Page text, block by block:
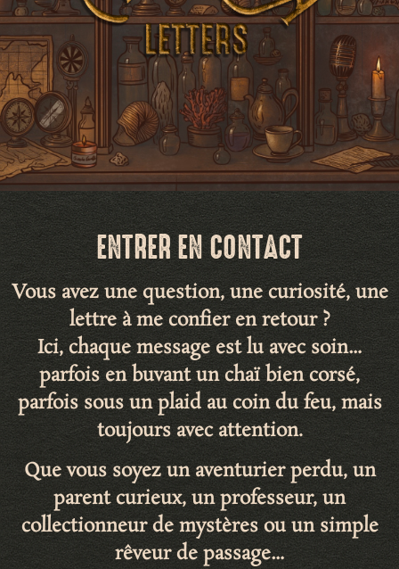
ENTRER EN CONTACT
Vous avez une question, une curiosité, une
lettre à me confier en retour ?
Ici, chaque message est lu avec soin…
parfois en buvant un chaï bien corsé,
parfois sous un plaid au coin du feu, mais
toujours avec attention.
Que vous soyez un aventurier perdu, un
parent curieux, un professeur, un
collectionneur de mystères ou un simple
rêveur de passage…